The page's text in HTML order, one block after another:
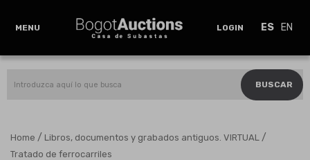
MENU LOGIN ES EN
BUSCAR
Home / Libros, documentos y grabados antiguos. VIRTUAL /
Tratado de ferrocarriles